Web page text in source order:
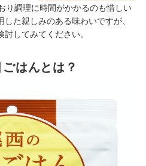
り調理に時間がかかるのも惜しい
た親しみのある味わいですが、
してみてください。
はんとは？